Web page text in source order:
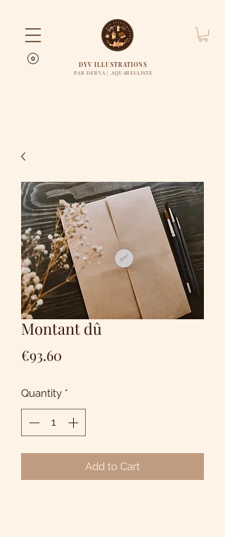
DYV ILLUSTRATIONS
PAR DERYA | AQUARELLISTE
Montant dû
€93.60
Quantity *
Add to Cart